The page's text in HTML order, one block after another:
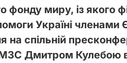
фонду миру, із якого
Україні
на спільній
МЗС Дмитром Кулебою